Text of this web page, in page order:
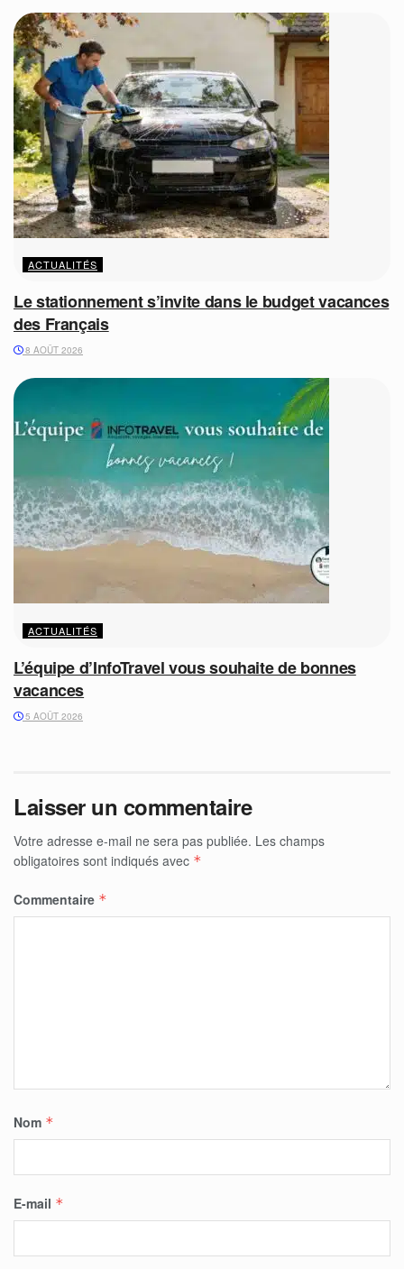
ACTUALITÉS
Le stationnement s’invite dans le budget vacances
des Français
8 AOÛT 2026
ACTUALITÉS
L’équipe d’InfoTravel vous souhaite de bonnes
vacances
5 AOÛT 2026
Laisser un commentaire
Votre adresse e-mail ne sera pas publiée. Les champs
obligatoires sont indiqués avec *
Commentaire *
Nom *
E-mail *